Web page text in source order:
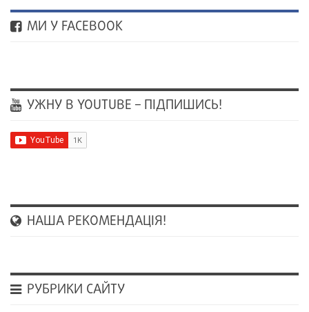
МИ У FACEBOOK
УЖНУ В YOUTUBE – ПІДПИШИСЬ!
НАША РЕКОМЕНДАЦІЯ!
РУБРИКИ САЙТУ